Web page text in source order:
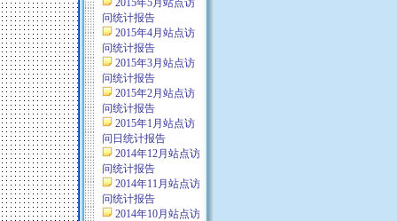
2015年5月站点访
问统计报告
2015年4月站点访
问统计报告
2015年3月站点访
问统计报告
2015年2月站点访
问统计报告
2015年1月站点访
问日统计报告
2014年12月站点访
问统计报告
2014年11月站点访
问统计报告
2014年10月站点访